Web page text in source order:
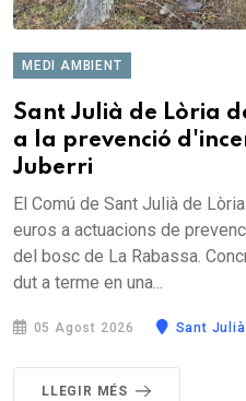
MEDI AMBIENT
Sant Julià de Lòria
a la prevenció
Juberri
El Comú de Sant Julià de
euros a actuacions de
del bosc de La Rabassa.
dut a terme en una...
05 Agost 2026 Sant
LLEGIR MÉS